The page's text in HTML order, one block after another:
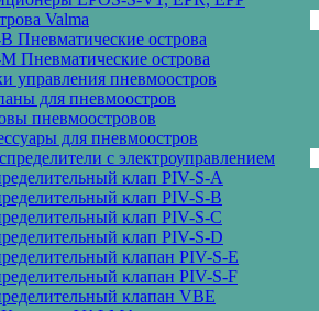
Valma
Пневматические острова
Пневматические острова
управления пневмоостров
для пневмоостров
пневмоостровов
для пневмоостров
с электроуправлением
клап PIV-S-A
клап PIV-S-B
клап PIV-S-C
клап PIV-S-D
клапан PIV-S-E
клапан PIV-S-F
клапан VBE